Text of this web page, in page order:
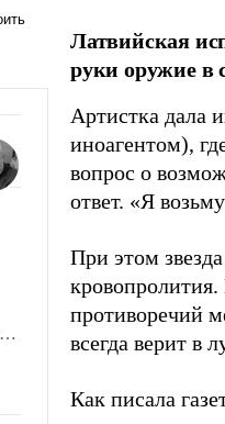
Латвийская
руки оружие в
Артистка дала
иноагентом),
вопрос о
ответ. «Я
При этом
противоречий
всегда верит в
Как писала